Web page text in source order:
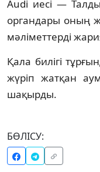
Audi иесі —
органдары оның
мәліметтерді
Қала билігі
жүріп жатқан
шақырды.
БӨЛІСУ: